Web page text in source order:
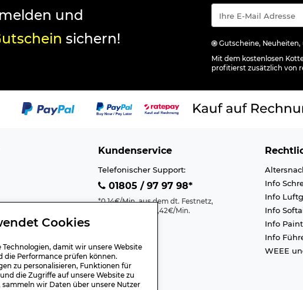
Cookies
damit wir unsere Website
die Performance prüfen können.
zu personalisieren, Funktionen für
die Zugriffe auf unsere Website zu
wir Daten über unsere Nutzer
und
sichern! Gutscheine, Neuheiten,
Mit dem kostenlosen
profitierst zusätzlich von
Kundenservice
Telefonischer Support:
01805 / 97 97 98*
*0,14€/Min. aus dem dt. Festnetz,
Mobilfunk max. 0,42€/Min.
Lexikon A-Z
Info
Info
Info
Info
Info
WEEE